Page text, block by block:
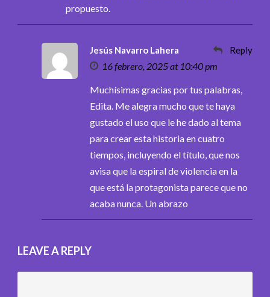
propuesto.
Jesús Navarro Lahera
16 febrero, 2025 at 10:40 pm
Reply
Muchísimas gracias por tus palabras,
Edita. Me alegra mucho que te haya
gustado el uso que le he dado al tema
para crear esta historia en cuatro
tiempos, incluyendo el título, que nos
avisa que la espiral de violencia en la
que está la protagonista parece que no
acaba nunca. Un abrazo
LEAVE A REPLY